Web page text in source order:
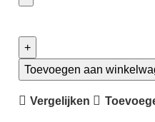
Toevoegen aan
Vergelijken